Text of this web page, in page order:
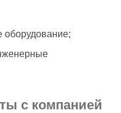
с компанией